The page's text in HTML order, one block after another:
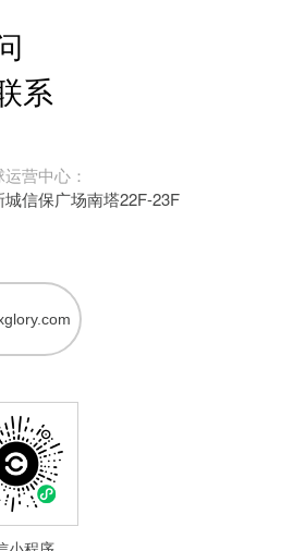
系
营中心：
信保广场南塔22F-23F